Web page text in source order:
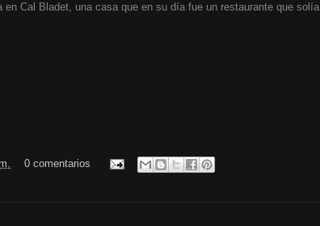
en Cal Bladet, una casa que en su día fue un restaurante que solía
0 comentarios